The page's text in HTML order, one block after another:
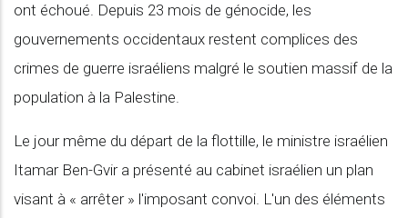
ont échoué. Depuis 23 mois de génocide, les
gouvernements occidentaux restent complices des
crimes de guerre israéliens malgré le soutien massif de la
population à la Palestine.
Le jour même du départ de la flottille, le ministre israélien
Itamar Ben-Gvir a présenté au cabinet israélien un plan
visant à « arrêter » l'imposant convoi. L'un des éléments